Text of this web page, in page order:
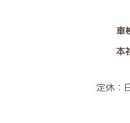
車
本
定休：